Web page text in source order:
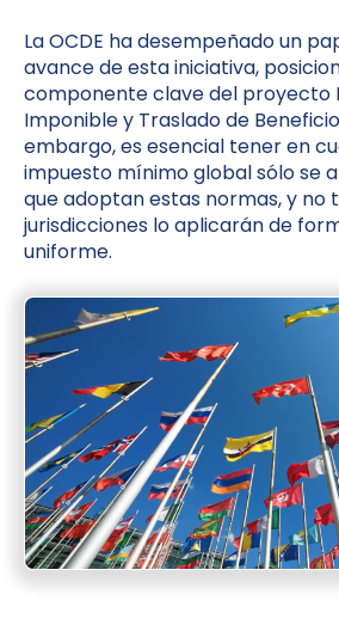
La OCDE ha desempeñado un
avance de esta iniciativa,
componente clave del proyecto
Imponible y Traslado de
embargo, es esencial tener en
impuesto mínimo global sólo se
que adoptan estas normas, y no
jurisdicciones lo aplicarán de
uniforme.